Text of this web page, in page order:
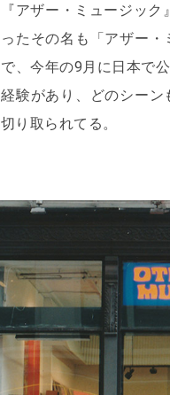
『アザー・ミュージッ
ったその名も「アザー
で、今年の9月に日本で
経験があり、どのシー
切り取られてる。